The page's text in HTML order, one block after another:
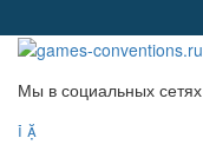
Мы в социальных сетях
 